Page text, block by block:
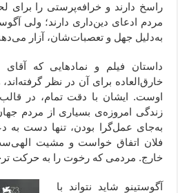
راسخ دارند و خرافه‌پرستی را برای
مردم ادعای دین‌داری دارند؛ ولی
به‌دلیل جهل و تعصبات‌شان، آزار
داستان فیلم و نمادهایی که
خارق‌العاده برای آن در نظر
اوست. ایشان با دقت تمام، در
زندگی امروزه‌ی بسیاری از مردم
به‌جای عمل‌گرا بودن، تنها دست به
فلان اتفاق خواست و مشیت
خارج. مردمی که رخوت را به حرکت
آگوستینو شاید نتواند با